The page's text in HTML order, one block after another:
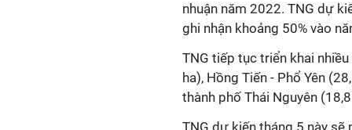
nhuận năm 2022. TNG dự
ghi nhận khoảng 50% vào
TNG tiếp tục triển khai
ha), Hồng Tiến - Phổ Yên
thành phố Thái Nguyên
TNG dự kiến ​​tháng 5 này sẽ